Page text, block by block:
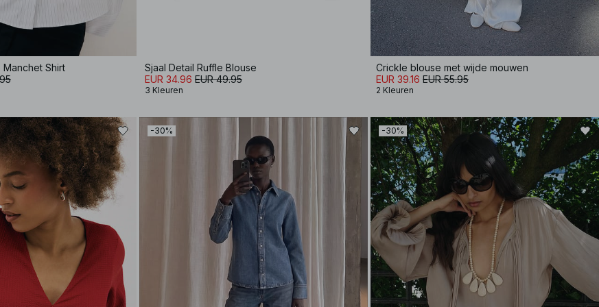
Shirt
Sjaal Detail Ruffle Blouse
EUR 34.96 EUR 49.95
3 Kleuren
Crickle blouse met wijde mouwen
EUR 39.16 EUR 55.95
2 Kleuren
-30% -30%